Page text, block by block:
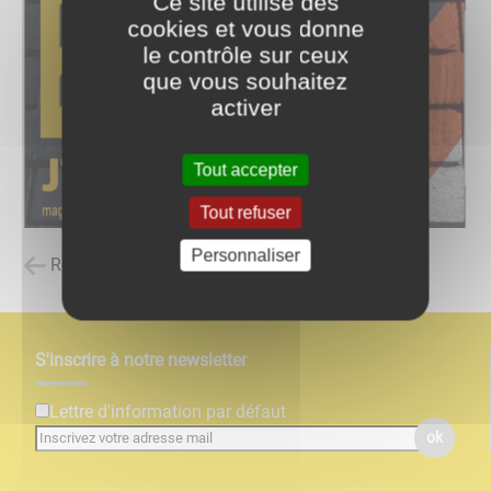
Retour à la liste des carnets d'adresses
S'inscrire à notre newsletter
Lettre d'information par défaut
ok
cookies et vous donne
le contrôle sur ceux
que vous souhaitez
activer
Tout accepter
Tout refuser
Personnaliser